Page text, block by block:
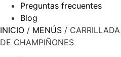
Preguntas frecuentes
Blog
INICIO / MENÚS /
DE CHAMPIÑONES